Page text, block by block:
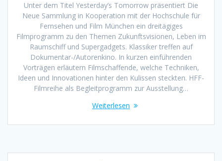
Unter dem Titel Yesterday’s Tomorrow präsentiert Die
Neue Sammlung in Kooperation mit der Hochschule für
Fernsehen und Film München ein dreitägiges
Filmprogramm zu den Themen Zukunftsvisionen, Leben im
Raumschiff und Supergadgets. Klassiker treffen auf
Dokumentar-/Autorenkino. In kurzen einführenden
Vorträgen erläutern Filmschaffende, welche Techniken,
Ideen und Innovationen hinter den Kulissen steckten. HFF-
Filmreihe als Begleitprogramm zur Ausstellung…
Weiterlesen